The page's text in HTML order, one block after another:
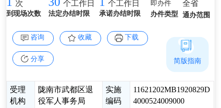
次
到现场次数
个工作日
法定办结时限
个工作日
承诺办结时限
即办件
办件类型
全省
通办范围
咨询 收藏 下载
分享
受理
机构
陇南市武都区退
役军人事务局
实施
编码
11621202MB1920829D
4000524009000
简版指南